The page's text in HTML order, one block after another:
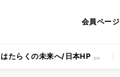
会員ページ
はたらくの未来へ/日本HP